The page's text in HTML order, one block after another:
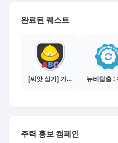
완료된 퀘스트
[씨앗 심기] 가이드보기 - 매체별 활동 가이드
주력 홍보 캠페인